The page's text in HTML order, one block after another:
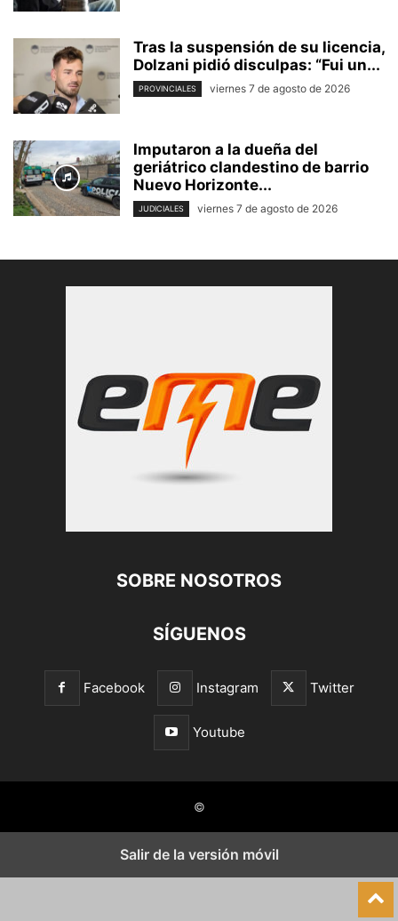
Tras la suspensión de su licencia,
Dolzani pidió disculpas: “Fui un...
PROVINCIALES viernes 7 de agosto de 2026
Imputaron a la dueña del
geriátrico clandestino de barrio
Nuevo Horizonte...
JUDICIALES viernes 7 de agosto de 2026
SOBRE NOSOTROS
SÍGUENOS
Facebook Instagram Twitter
Youtube
©
Salir de la versión móvil